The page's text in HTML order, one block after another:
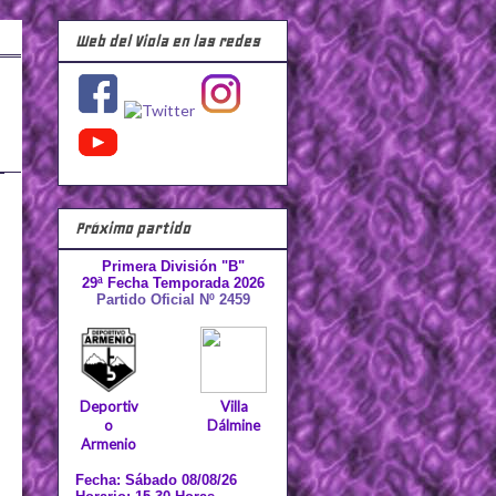
Web del Viola en las redes
Próximo partido
Primera División "B"
29ª Fecha Temporada 2026
Partido Oficial Nº 2459
Deportiv
o
Armenio
Villa
Dálmine
Fecha: Sábado 08/08/26